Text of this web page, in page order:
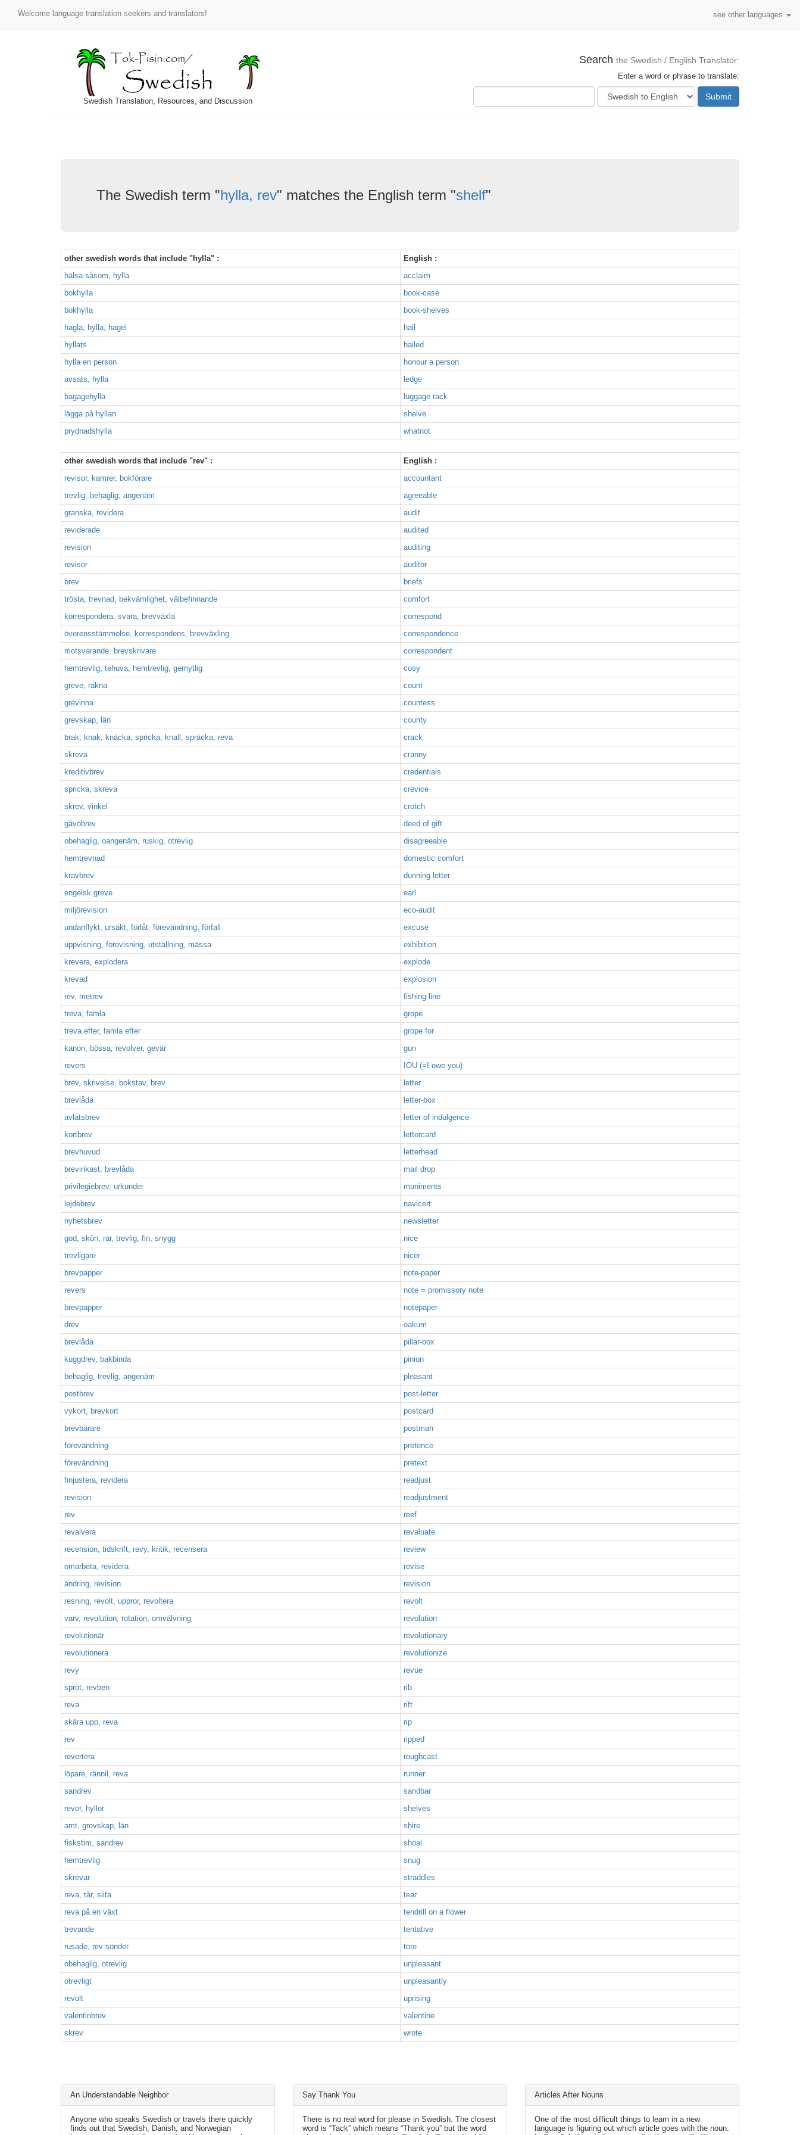
Welcome language translation seekers and translators! see other languages
Swedish Translation, Resources, and Discussion
Search the Swedish / English Translator:
Enter a word or phrase to translate:
Submit
The Swedish term "hylla, rev" matches the English term "shelf"
other swedish words that include "hylla" :
English :
hälsa såsom, hylla
acclaim
bokhylla
book-case
bokhylla
book-shelves
hagla, hylla, hagel
hail
hyllats
hailed
hylla en person
honour a person
avsats, hylla
ledge
bagagehylla
luggage rack
lägga på hyllan
shelve
prydnadshylla
whatnot
other swedish words that include "rev" :
English :
revisor, kamrer, bokförare
accountant
trevlig, behaglig, angenäm
agreeable
granska, revidera
audit
reviderade
audited
revision
auditing
revisor
auditor
brev
briefs
trösta, trevnad, bekvämlighet, välbefinnande
comfort
korrespondera, svara, brevväxla
correspond
överensstämmelse, korrespondens, brevväxling
correspondence
motsvarande, brevskrivare
correspondent
hemtrevlig, tehuva, hemtrevlig, gemytlig
cosy
greve, räkna
count
grevinna
countess
grevskap, län
county
brak, knak, knäcka, spricka, knall, spräcka, reva
crack
skreva
cranny
kreditivbrev
credentials
spricka, skreva
crevice
skrev, vinkel
crotch
gåvobrev
deed of gift
obehaglig, oangenäm, ruskig, otrevlig
disagreeable
hemtrevnad
domestic comfort
kravbrev
dunning letter
engelsk greve
earl
miljörevision
eco-audit
undanflykt, ursäkt, förlåt, förevändning, förfall
excuse
uppvisning, förevisning, utställning, mässa
exhibition
krevera, explodera
explode
krevad
explosion
rev, metrev
fishing-line
treva, famla
grope
treva efter, famla efter
grope for
kanon, bössa, revolver, gevär
gun
revers
IOU (=I owe you)
brev, skrivelse, bokstav, brev
letter
brevlåda
letter-box
avlatsbrev
letter of indulgence
kortbrev
lettercard
brevhuvud
letterhead
brevinkast, brevlåda
mail drop
privilegiebrev, urkunder
muniments
lejdebrev
navicert
nyhetsbrev
newsletter
god, skön, rar, trevlig, fin, snygg
nice
trevligare
nicer
brevpapper
note-paper
revers
note = promissory note
brevpapper
notepaper
drev
oakum
brevlåda
pillar-box
kuggdrev, bakbinda
pinion
behaglig, trevlig, angenäm
pleasant
postbrev
post-letter
vykort, brevkort
postcard
brevbärare
postman
förevändning
pretence
förevändning
pretext
finjustera, revidera
readjust
revision
readjustment
rev
reef
revalvera
revaluate
recension, tidskrift, revy, kritik, recensera
review
omarbeta, revidera
revise
ändring, revision
revision
resning, revolt, uppror, revoltera
revolt
varv, revolution, rotation, omvälvning
revolution
revolutionär
revolutionary
revolutionera
revolutionize
revy
revue
spröt, revben
rib
reva
rift
skära upp, reva
rip
rev
ripped
revertera
roughcast
löpare, rännil, reva
runner
sandrev
sandbar
revor, hyllor
shelves
amt, grevskap, län
shire
fiskstim, sandrev
shoal
hemtrevlig
snug
skrevar
straddles
reva, tår, slita
tear
reva på en växt
tendrill on a flower
trevande
tentative
rusade, rev sönder
tore
obehaglig, otrevlig
unpleasant
otrevligt
unpleasantly
revolt
uprising
valentinbrev
valentine
skrev
wrote
An Understandable Neighbor
Anyone who speaks Swedish or travels there quickly
finds out that Swedish, Danish, and Norwegian
Say Thank You
There is no real word for please in Swedish. The closest
word is “Tack” which means “Thank you” but the word
Articles After Nouns
One of the most difficult things to learn in a new
language is figuring out which article goes with the noun.